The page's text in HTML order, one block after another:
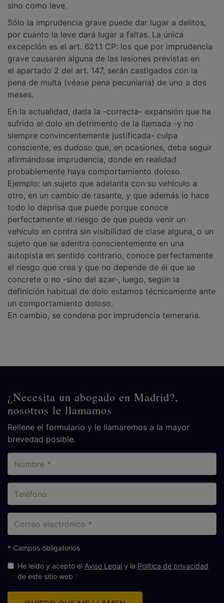
sino como leve.
Sólo la imprudencia grave puede dar lugar a delitos,
por cuanto la leve dará lugar a faltas. La única
excepción es el art. 621.1 CP: los que por imprudencia
grave causaren alguna de las lesiones previstas en
el apartado 2 del art. 147, serán castigados con la
pena de multa (véase pena pecuniaria) de uno a dos
meses.
En la actualidad, dada la -correcta- expansión que ha
sufrido el dolo en detrimento de la llamada -y no
siempre convincentemente justificada- culpa
consciente, es dudoso que, en ocasiones, deba seguir
afirmándose imprudencia, donde en realidad
probablemente haya comportamiento doloso.
Ejemplo: un sujeto que adelanta con su vehículo a
otro, en un cambio de rasante, y que además lo hace
todo lo deprisa que puede porque conoce
perfectamente el riesgo de que pueda venir un
vehículo en contra sin visibilidad de clase alguna, o un
sujeto que se adentra conscientemente en una
autopista en sentido contrario, conoce perfectamente
el riesgo que crea y que no depende de él que se
concrete o no -sino del azar-, luego, según la
definición habitual de dolo estamos técnicamente ante
un comportamiento doloso.
En cambio, se condena por imprudencia temeraria.
¿Necesita un abogado en Madrid?,
nosotros le llamamos
Rellene el formulario y le llamaremos a la mayor
brevedad posible.
electrónico
* Campos obligatorios
He leído y acepto el Aviso Legal y la Política de privacidad
de este sitio web